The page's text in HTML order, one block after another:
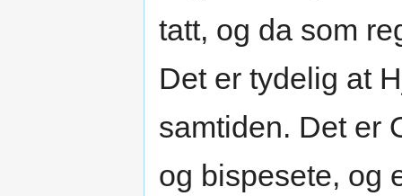
tatt, og da som
Det er tydelig at
samtiden. Det er
og bispesete, og